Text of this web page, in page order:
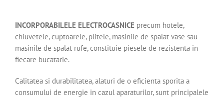
INCORPORABILELE ELECTROCASNICE precum hotele,
chiuvetele, cuptoarele, plitele, masinile de spalat vase sau
masinile de spalat rufe, constituie piesele de rezistenta in
fiecare bucatarie.
Calitatea si durabilitatea, alaturi de o eficienta sporita a
consumului de energie in cazul aparaturilor, sunt principalele